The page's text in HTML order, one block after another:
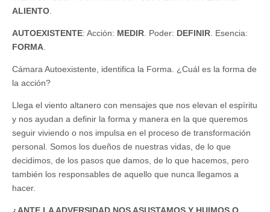
ALIENTO.
AUTOEXISTENTE: Acción: MEDIR. Poder: DEFINIR. Esencia:
FORMA.
Cámara Autoexistente, identifica la Forma. ¿Cuál es la forma de
la acción?
Llega el viento altanero con mensajes que nos elevan el espíritu
y nos ayudan a definir la forma y manera en la que queremos
seguir viviendo o nos impulsa en el proceso de transformación
personal. Somos los dueños de nuestras vidas, de lo que
decidimos, de los pasos que damos, de lo que hacemos, pero
también los responsables de aquello que nunca llegamos a
hacer.